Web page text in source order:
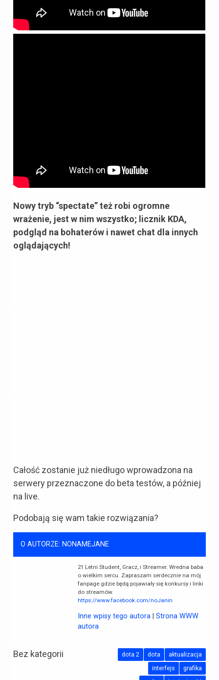
Nowy tryb “spectate” też robi ogromne
wrażenie, jest w nim wszystko; licznik KDA,
podgląd na bohaterów i nawet chat dla innych
oglądających!
Całość zostanie już niedługo wprowadzona na
serwery przeznaczone do beta testów, a później
na live.
Podobają się wam takie rozwiązania?
O AUTORZE: NONAMEJANE
21 Letni Student, Gracz, i Streamer. Wredna baba
o wielkim sercu. Zapraszam serdecznie na mój
fanpage gdzie będą pojawiały się konkursy i linki
do streamów.
https://www.facebook.com/noJanin
Inne wpisy tego autora| Strona WWW
autora
Bez kategorii aktualizacja
dota
dota 2
grafika
interfejs